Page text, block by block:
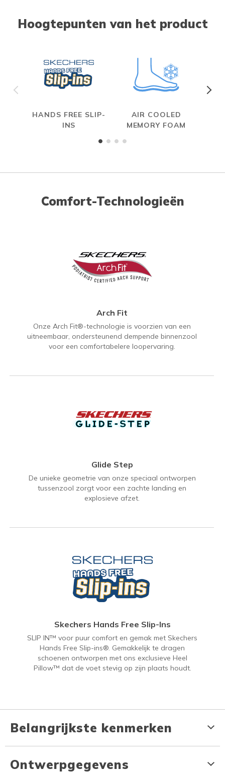
Hoogtepunten van het product
HANDS FREE SLIP-
INS
AIR COOLED
MEMORY FOAM
Comfort-Technologieën
Arch Fit
Onze Arch Fit®-technologie is voorzien van een
uitneembaar, ondersteunend dempende binnenzool
voor een comfortabelere loopervaring.
Glide Step
De unieke geometrie van onze speciaal ontworpen
tussenzool zorgt voor een zachte landing en
explosieve afzet.
Skechers Hands Free Slip-Ins
SLIP IN™ voor puur comfort en gemak met Skechers
Hands Free Slip-ins®. Gemakkelijk te dragen
schoenen ontworpen met ons exclusieve Heel
Pillow™ dat de voet stevig op zijn plaats houdt.
Belangrijkste kenmerken
Ontwerpgegevens